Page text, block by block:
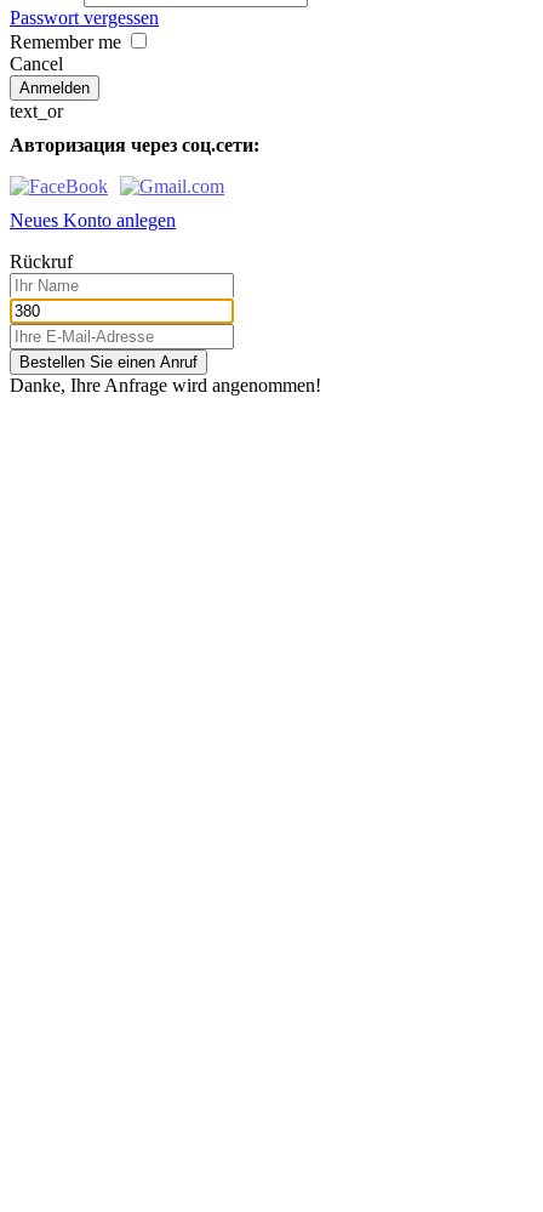
Passwort vergessen
Remember me
Cancel
text_or
Авторизация через соц.сети:
Neues Konto anlegen
Rückruf
Bestellen Sie einen Anruf
Danke, Ihre Anfrage wird angenommen!